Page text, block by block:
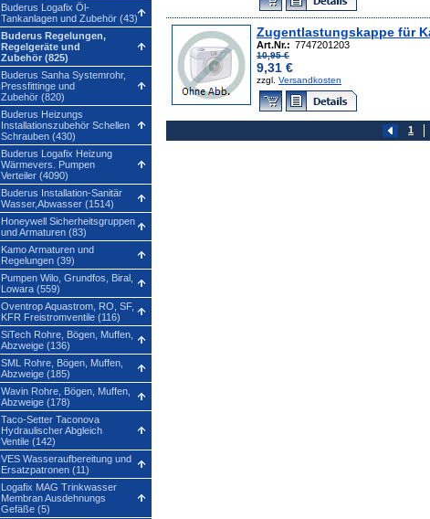
Buderus Logafix Öl-
Tankanlagen und Zubehör (43)
Buderus Regelungen,
Regelgeräte und
Zubehör (825)
Buderus Sanha Systemrohr,
Pressfittinge und
Zubehör (820)
Buderus Heizungs
Installationszubehör Schellen
Schrauben (430)
Buderus Logafix Heizung
Wärmevers. Pumpen
Verteiler (4090)
Buderus Installation-Sanitär
Wasser,Abwasser (1514)
Honeywell Sicherheitsgruppen
und Armaturen (83)
Kamo Armaturen und
Regelungen (39)
Pumpen Wilo, Grundfos, Biral,
Lowara (559)
Oventrop Aquastrom, RO, SF,
KFR Freistromventile (116)
SiTech Rohre, Bögen, Muffen,
Abzweige (136)
SML Rohre, Bögen, Muffen,
Abzweige (185)
Wavin Rohre, Bögen, Muffen,
Abzweige (178)
Taco-Setter Taconova
Hydraulischer Abgleich
Ventile (142)
VES Wasseraufbereitung und
Ersatzpatronen (11)
Logafix MAG Trinkwasser
Membran Ausdehnungs
Gefäße (5)
Zugentlastungskappe für
Art.Nr.: 7747201203
10,95 €
9,31 €
zzgl. Versandkosten
1